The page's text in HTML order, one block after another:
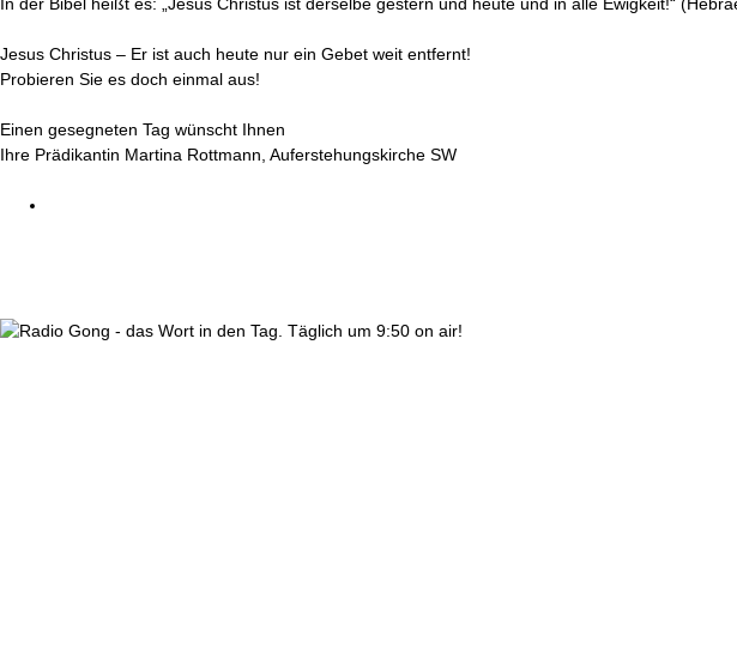
Jesus Christus – Er ist auch heute nur ein Gebet weit entfernt!
Probieren Sie es doch einmal aus!
Einen gesegneten Tag wünscht Ihnen
Ihre Prädikantin Martina Rottmann, Auferstehungskirche SW
wortindentag-radiogong.png